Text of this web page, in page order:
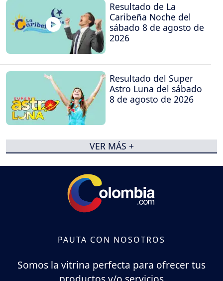
Resultado de La
Caribeña Noche del
sábado 8 de agosto de
2026
Resultado del Super
Astro Luna del sábado
8 de agosto de 2026
VER MÁS +
PAUTA CON NOSOTROS
Somos la vitrina perfecta para ofrecer tus